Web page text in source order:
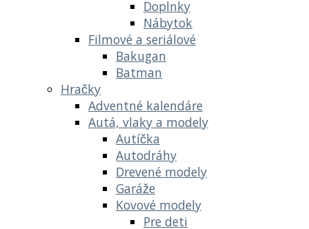
Doplnky
Nábytok
Filmové a seriálové
Bakugan
Batman
Hračky
Adventné kalendáre
Autá, vlaky a modely
Autíčka
Autodráhy
Drevené modely
Garáže
Kovové modely
Pre deti